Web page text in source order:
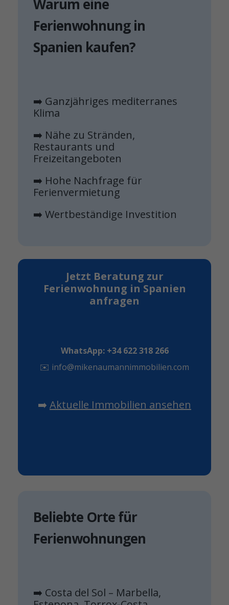
Warum eine
Ferienwohnung in
Spanien kaufen?
➡️ Ganzjähriges mediterranes
Klima
➡️ Nähe zu Stränden,
Restaurants und
Freizeitangeboten
➡️ Hohe Nachfrage für
Ferienvermietung
➡️ Wertbeständige Investition
Jetzt Beratung zur
Ferienwohnung in Spanien
anfragen
WhatsApp: +34 622 318 266
✉️ info@mikenaumannimmobilien.com
➡️ Aktuelle Immobilien ansehen
Beliebte Orte für
Ferienwohnungen
➡️ Costa del Sol – Marbella,